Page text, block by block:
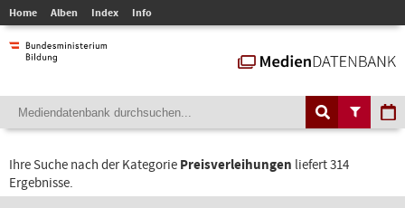
Home Alben Index Info
Ihre Suche nach der Kategorie Preisverleihungen liefert 314
Ergebnisse.